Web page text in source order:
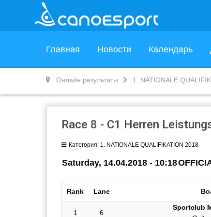
Главная Новости Календарь
Онлайн результаты 1. NATIONALE
Race 8 - C1 Herren
Категория: 1. NATIONALE QUALIFIKATION 2018
Saturday, 14.04.2018 - 10:18
Rank Lane
1 6
Sportclub